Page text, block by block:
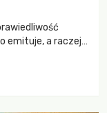
emituje, a raczej